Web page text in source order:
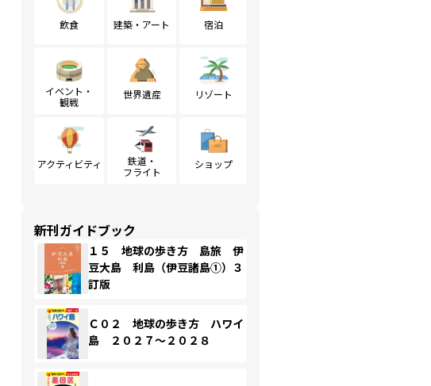
飲食 建築・アート 宿泊
イベント・
観戦
世界遺産 リゾート
アクティビティ
鉄道・
フライト
ショップ
新刊ガイドブック
１５ 地球の歩き方 島旅 伊
豆大島 利島（伊豆諸島①）３
訂版
Ｃ０２ 地球の歩き方 ハワイ
島 ２０２７～２０２８